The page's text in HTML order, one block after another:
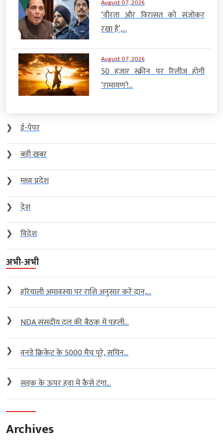
August 07, 2026
‘वीरता और विरासत को संजोकर
रखा है’,...
August 07, 2026
50 हजार स्क्रीन पर रिलीज होगी
‘रामायण’!...
❯
ई-पेपर
❯
बड़ी खबर
❯
मध्य प्रदेश
❯
देश
❯
विदेश
अभी-अभी
❯ हरियाली अमावस्या पर राशि अनुसार करें दान,...
❯ NDA संसदीय दल की बैठक में पहली...
❯ वनडे क्रिकेट के 5000 मैच पूरे, सचिन...
❯ सड़क के ऊपर हवा में कैसे टंगा...
Archives